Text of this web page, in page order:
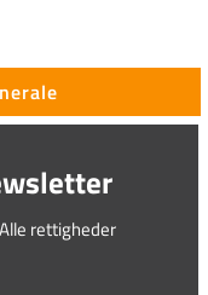
rettigheder